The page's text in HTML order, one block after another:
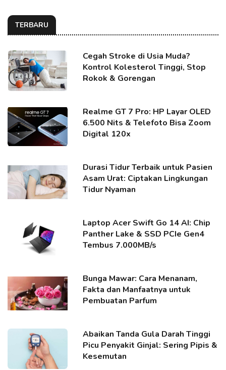
TERBARU
Cegah Stroke di Usia Muda?
Kontrol Kolesterol Tinggi, Stop
Rokok & Gorengan
Realme GT 7 Pro: HP Layar OLED
6.500 Nits & Telefoto Bisa Zoom
Digital 120x
Durasi Tidur Terbaik untuk Pasien
Asam Urat: Ciptakan Lingkungan
Tidur Nyaman
Laptop Acer Swift Go 14 AI: Chip
Panther Lake & SSD PCIe Gen4
Tembus 7.000MB/s
Bunga Mawar: Cara Menanam,
Fakta dan Manfaatnya untuk
Pembuatan Parfum
Abaikan Tanda Gula Darah Tinggi
Picu Penyakit Ginjal: Sering Pipis &
Kesemutan